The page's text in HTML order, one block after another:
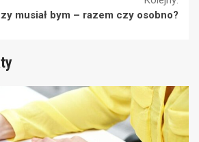
musiał bym – razem czy osobno?